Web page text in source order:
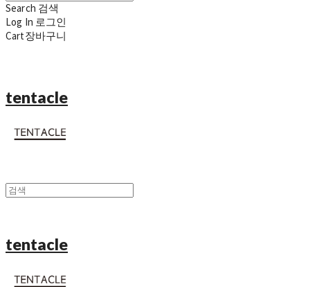
Search 검색
Log In 로그인
Cart장바구니
tentacle
tentacle